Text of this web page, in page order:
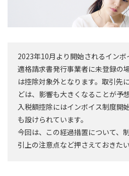
2023年10月より開始されるイン
適格請求書発行事業者に未登録の
は控除対象外となります。取引先
どは、影響も大きくなることが予
入税額控除にはインボイス制度開
も設けられています。
今回は、この経過措置について、
引上の注意点など押さえておきた